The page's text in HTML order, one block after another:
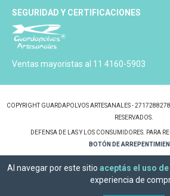
Al navegar por este sitio aceptás el uso
experiencia de
SEGURIDAD Y CERTIFICACIONES
Ventas mayoristas al 11 4160-5903
COPYRIGHT GUARDAPOLVOS ARTESANALES -
RESERVADOS.
DEFENSA DE LAS Y LOS CONSUMIDORES. PARA
BOTÓN DE